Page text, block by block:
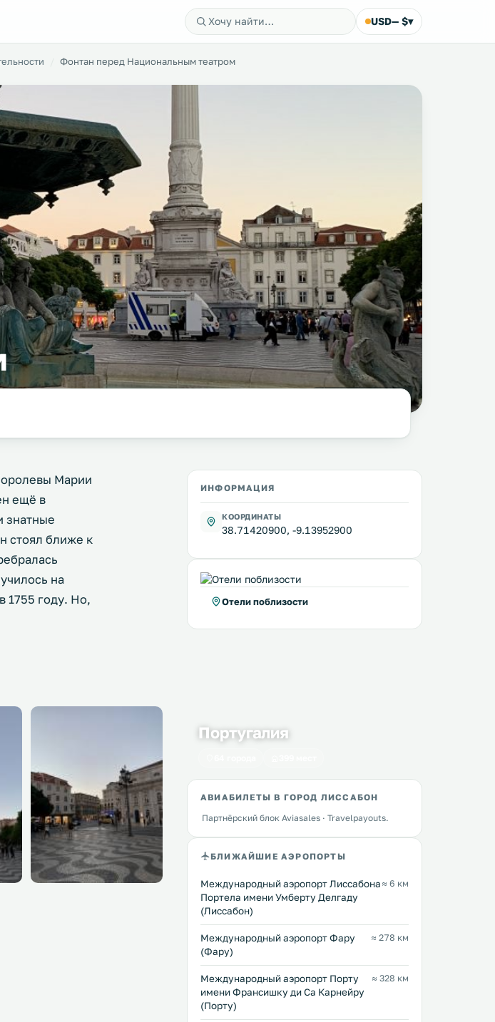
USD— $▾
Фонтан перед Национальным театром
Марии
ещё в
знатные
стоял ближе к
на
1755 году. Но,
ИНФОРМАЦИЯ
КООРДИНАТЫ
38.71420900, -9.13952900
Отели поблизости
Португалия
АВИАБИЛЕТЫ В ГОРОД ЛИССАБОН
Партнёрский блок Aviasales · Travelpayouts.
БЛИЖАЙШИЕ АЭРОПОРТЫ
Международный аэропорт Лиссабона
Портела имени Умберту Делгаду
(Лиссабон)
≈ 6 км
Международный аэропорт Фару
(Фару)
≈ 278 км
Международный аэропорт Порту
имени Франсишку ди Са Карнейру
(Порту)
≈ 328 км